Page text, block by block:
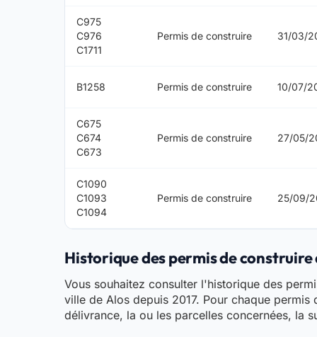
C975
C976
C1711
Permis de construire 31/03/
B1258 Permis de construire 10/07/
C675
C674
C673
Permis de construire 27/05/
C1090
C1093
C1094
Permis de construire 25/09/
Historique des permis de construire
Vous souhaitez consulter l'historique des
ville de Alos depuis 2017. Pour chaque
délivrance, la ou les parcelles concernées, la